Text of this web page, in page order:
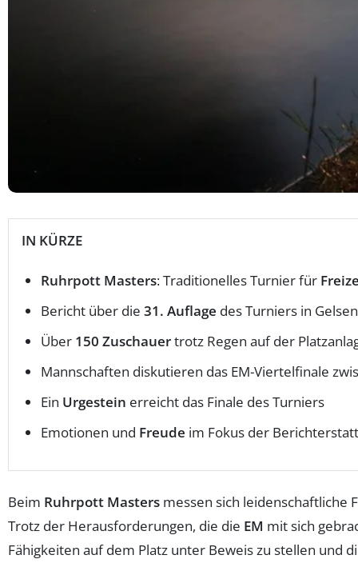
IN KÜRZE
Ruhrpott Masters: Traditionelles Turnier für
Bericht über die 31. Auflage des Turniers in
Über 150 Zuschauertrotz Regen auf der
Mannschaften diskutieren das EM-Viertelfinale
Ein Urgestein erreicht das Finale des Turniers
Emotionen und Freude im Fokus der
Beim Ruhrpott Masters messen sich
Trotz der Herausforderungen, die die EM mit sich
Fähigkeiten auf dem Platz unter Beweis zu stellen und